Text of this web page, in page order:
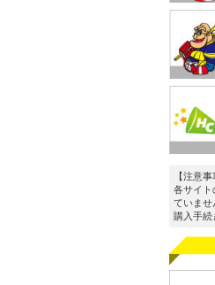
【注意事
各サイト
ていませ
購入手続